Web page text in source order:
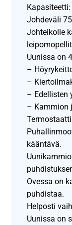
Johdeväli
Johteikolle
Uunissa on
–
–
– Edellisten
– Kammion
Termostaatti
kääntävä.
Ovessa on
puhdistaa.
Helposti
Uunissa on